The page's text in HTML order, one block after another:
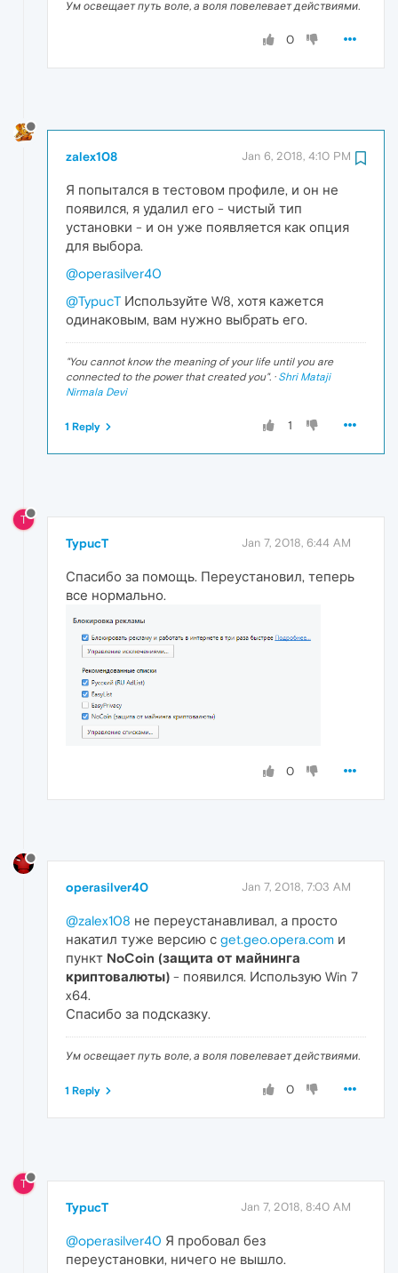
Ум освещает путь воле, а воля повелевает действиями.
0
zalex108 Jan 6, 2018, 4:10 PM
Я попытался в тестовом профиле, и он не
появился, я удалил его - чистый тип
установки - и он уже появляется как опция
для выбора.
@operasilver40
@TypucT Используйте W8, хотя кажется
одинаковым, вам нужно выбрать его.
"You cannot know the meaning of your life until you are
connected to the power that created you". · Shri Mataji
Nirmala Devi
1
1 Reply
T
TypucT Jan 7, 2018, 6:44 AM
Спасибо за помощь. Переустановил, теперь
все нормально.
0
operasilver40 Jan 7, 2018, 7:03 AM
@zalex108 не переустанавливал, а просто
накатил туже версию с get.geo.opera.com и
пункт NoCoin (защита от майнинга
криптовалюты) - появился. Использую Win 7
x64.
Спасибо за подсказку.
Ум освещает путь воле, а воля повелевает действиями.
0
1 Reply
T
TypucT Jan 7, 2018, 8:40 AM
@operasilver40 Я пробовал без
переустановки, ничего не вышло.